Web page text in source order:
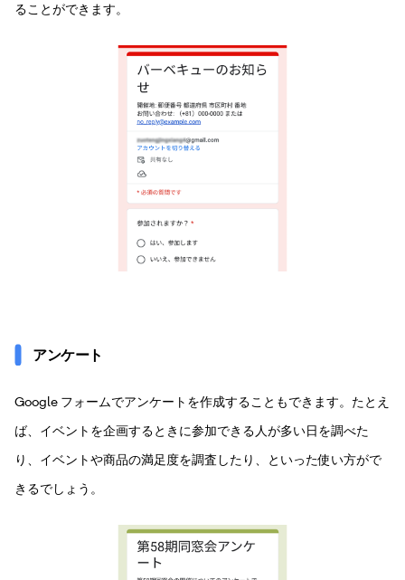
ることができます。
アンケート
Google フォームでアンケートを作成することもできます。たとえ
ば、イベントを企画するときに参加できる人が多い日を調べた
り、イベントや商品の満足度を調査したり、といった使い方がで
きるでしょう。